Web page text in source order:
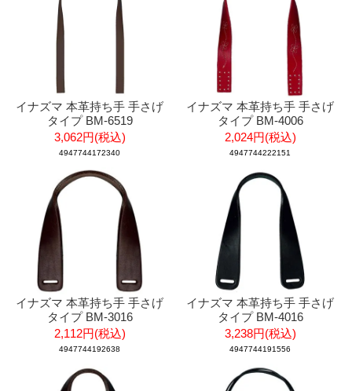
イナズマ 本革持ち手 手さげ
タイプ BM-6519
3,062円(税込)
4947744172340
イナズマ 本革持ち手 手さげ
タイプ BM-4006
2,024円(税込)
4947744222151
イナズマ 本革持ち手 手さげ
タイプ BM-3016
2,112円(税込)
4947744192638
イナズマ 本革持ち手 手さげ
タイプ BM-4016
3,238円(税込)
4947744191556